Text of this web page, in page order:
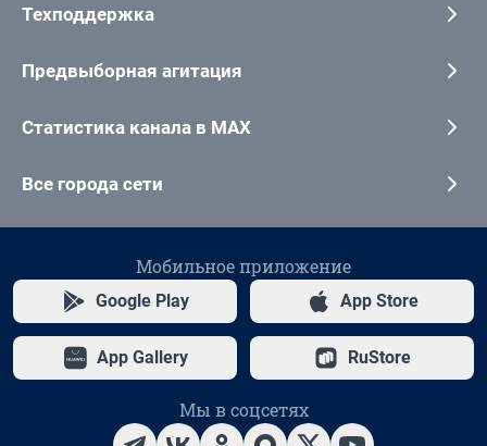
Техподдержка
Предвыборная агитация
Статистика канала в MAX
Все города сети
Мобильное приложение
Google Play App Store
App Gallery RuStore
Мы в соцсетях